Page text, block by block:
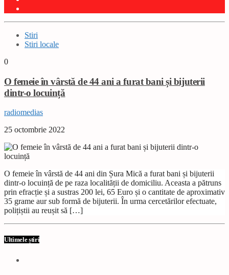
Stiri
Stiri locale
0
O femeie în vârstă de 44 ani a furat bani și bijuterii
dintr-o locuință
radiomedias
25 octombrie 2022
O femeie în vârstă de 44 ani din Șura Mică a furat bani și bijuterii
dintr-o locuință de pe raza localității de domiciliu. Aceasta a pătruns
prin efracție și a sustras 200 lei, 65 Euro și o cantitate de aproximativ
35 grame aur sub formă de bijuterii. În urma cercetărilor efectuate,
polițiștii au reușit să […]
Ultimele știri